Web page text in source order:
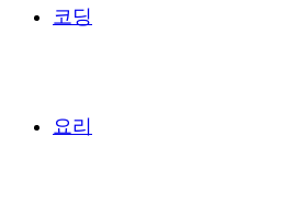
코딩
요리